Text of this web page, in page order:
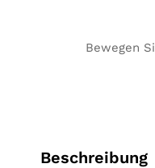
Bewegen
Beschreibung